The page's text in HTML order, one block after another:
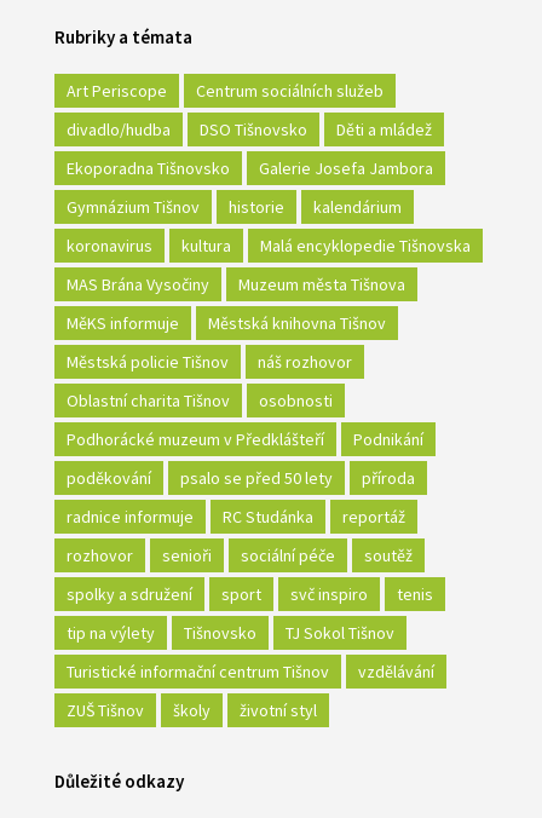
Rubriky a témata
Art Periscope
Centrum sociálních služeb
divadlo/hudba
DSO Tišnovsko
Děti a mládež
Ekoporadna Tišnovsko
Galerie Josefa Jambora
Gymnázium Tišnov
historie
kalendárium
koronavirus
kultura
Malá encyklopedie Tišnovska
MAS Brána Vysočiny
Muzeum města Tišnova
MěKS informuje
Městská knihovna Tišnov
Městská policie Tišnov
náš rozhovor
Oblastní charita Tišnov
osobnosti
Podhorácké muzeum v Předklášteří
Podnikání
poděkování
psalo se před 50 lety
příroda
radnice informuje
RC Studánka
reportáž
rozhovor
senioři sociální péče
soutěž
spolky a sdružení
sport svč inspiro
tenis
tip na výlety
Tišnovsko
TJ Sokol Tišnov
Turistické informační centrum Tišnov
vzdělávání
ZUŠ Tišnov
školy životní styl
Důležité odkazy